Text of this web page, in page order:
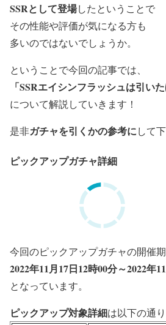
SSRとして登場したということで
その性能や評価が気になる方も
多いのではないでしょうか。
ということで今回の記事では、
「SSRエイシンフラッシュは引い
について解説していきます！
是非ガチャを引くかの参考にして
ピックアップガチャ詳細
今回のピックアップガチャの開催
2022年11月17日12時00分～2022年
となっています。
ピックアップ対象詳細は以下の通り